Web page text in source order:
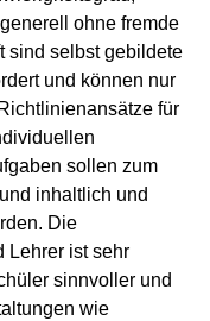
ohne fremde
sind selbst gebildete
und können nur
für
sollen zum
inhaltlich und
Die
Lehrer ist sehr
sinnvoller und
wie